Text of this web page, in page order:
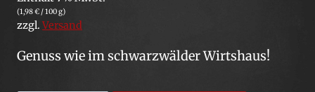
(1,98€ / 100 g)
zzgl.Versand
Genuss wie im schwarzwälder Wirtshaus!